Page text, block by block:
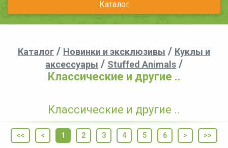
Каталог
Каталог / Новинки и эксклюзивы / Куклы и
аксессуары / Stuffed Animals /
Классические и другие ..
Классические и другие ..
<< < 1 2 3 4 5 6 > >>